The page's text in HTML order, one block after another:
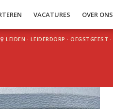
VACATURES OVER ONS
LEIDEN · LEIDERDORP · OEGSTGEEST ·